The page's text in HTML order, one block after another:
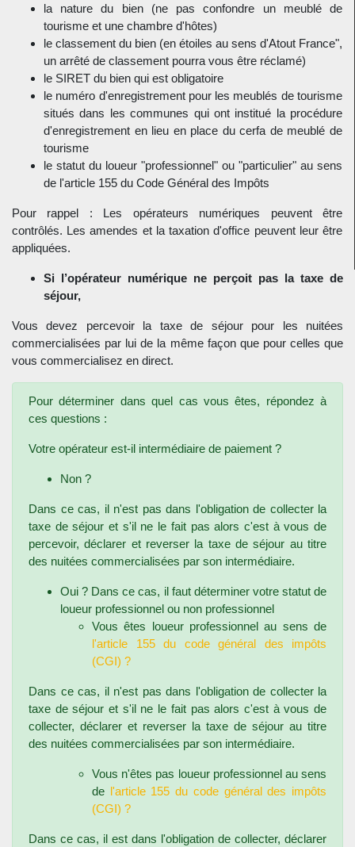
la nature du bien (ne pas confondre un meublé de
tourisme et une chambre d'hôtes)
le classement du bien (en étoiles au sens d'Atout France",
un arrêté de classement pourra vous être réclamé)
le SIRET du bien qui est obligatoire
le numéro d'enregistrement pour les meublés de tourisme
situés dans les communes qui ont institué la procédure
d'enregistrement en lieu en place du cerfa de meublé de
tourisme
le statut du loueur "professionnel" ou "particulier" au sens
de l'article 155 du Code Général des Impôts
Pour rappel : Les opérateurs numériques peuvent être
contrôlés. Les amendes et la taxation d'office peuvent leur être
appliquées.
Si l’opérateur numérique ne perçoit pas la taxe de
séjour,
Vous devez percevoir la taxe de séjour pour les nuitées
commercialisées par lui de la même façon que pour celles que
vous commercialisez en direct.
Pour déterminer dans quel cas vous êtes, répondez à
ces questions :
Votre opérateur est-il intermédiaire de paiement ?
Non ?
Dans ce cas, il n'est pas dans l'obligation de collecter la
taxe de séjour et s'il ne le fait pas alors c'est à vous de
percevoir, déclarer et reverser la taxe de séjour au titre
des nuitées commercialisées par son intermédiaire.
Oui ? Dans ce cas, il faut déterminer votre statut de
loueur professionnel ou non professionnel
Vous êtes loueur professionnel au sens de
l'article 155 du code général des impôts
(CGI) ?
Dans ce cas, il n'est pas dans l'obligation de collecter la
taxe de séjour et s'il ne le fait pas alors c'est à vous de
collecter, déclarer et reverser la taxe de séjour au titre
des nuitées commercialisées par son intermédiaire.
Vous n'êtes pas loueur professionnel au sens
de l'article 155 du code général des impôts
(CGI) ?
Dans ce cas, il est dans l'obligation de collecter, déclarer